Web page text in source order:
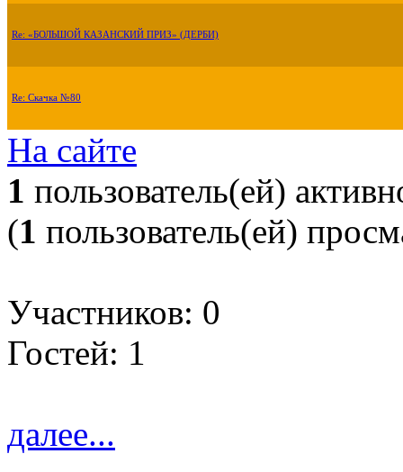
Re: «БОЛЬШОЙ КАЗАНСКИЙ ПРИЗ» (ДЕРБИ)
Re: Скачка №80
На сайте
1 пользователь(ей)
(1 пользователь(ей)
Участников: 0
Гостей: 1
далее...